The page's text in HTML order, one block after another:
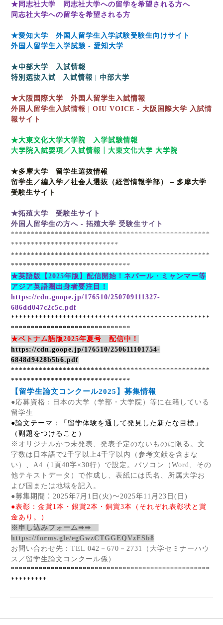
★同志社大学 同志社大学への留学を希望される方へ
同志社大学への留学を希望される方
★愛知大学 外国人留学生入学試験受験生向けサイト
外国人留学生入学試験 - 愛知大学
★中部大学 入試情報
特別選抜入試
入試情報 中部大学
★大阪国際大学 外国人留学生入試情報
外国人留学生入試情報 | OIU VOICE - 大阪国際大学 入試情
報サイト
★大東文化大学大学院 入学試験情報
大学院入試要項／入試情報｜大東文化大学 大学院
★多摩大学 留学生選抜情報
留学生／編入学／社会人選抜（経営情報学部）
– 多摩大学
受験生サイト
★拓殖大学 受験生サイト
外国人留学生の方へ - 拓殖大学 受験生サイト
**************************************************
***************************
**************************************************
******************************
★英語版【 2025年版】配信開始！ネパール・ミャンマー等
アジア英語圏出身者要注目！
https://cdn.goope.jp/176510/250709111327-
686dd047c2c5c.pdf
**************************************************
******************************
★ベトナム語版2025年夏号 配信中！
https://cdn.goope.jp/176510/250611101754-
6848d9428b5b6.pdf
**************************************************
******************************
【留学生論文コンクール2025 】募集情報
●応募資格：日本の大学（学部・大学院）等に在籍している
留学生
●論文テーマ：「留学体験を通して発見した新たな目標」
（副題をつけること）
※オリジナルかつ未発表、発表予定のないものに限る。文
字数は日本語で2千字以上4千字以内（参考文献を含まな
い）、 A4 （ 1 頁 40字×30行）で設定。 パソコン（Word、その
他テキストデータ）で作成し、 表紙には氏名、所属大学お
よび国または地域を記入。
●募集期間： 2025年7月 1 日 ( 火)～2025年11 月 23 日 ( 日 )
●表彰：金賞1本・銀賞2本・銅賞3本（それぞれ表彰状と賞
金あり。）
※申し込みフォーム➡➡
https://forms.gle/egGwzCTGGEQVzFSb8
お問い合わせ先： TEL 042 － 670 － 2731
（大学セミナーハウ
ス／留学生論文コンクール係）
**************************************************
*********